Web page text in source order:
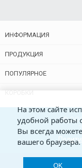
ИНФОРМАЦИЯ
ПРОДУКЦИЯ
ПОПУЛЯРНОЕ
© ООО
На этом сайте
удобной работы
Вы всегда
вашего браузера.
OK